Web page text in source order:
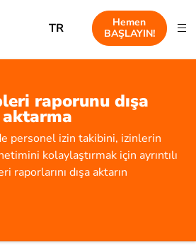
TR
Hemen
BAŞLAYIN!
raporunu dışa
aktarma
personel izin takibini, izinlerin
kolaylaştırmak için ayrıntılı
raporlarını dışa aktarın